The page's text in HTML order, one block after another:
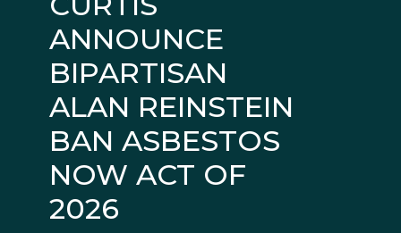
ANNOUNCE
BIPARTISAN
ALAN REINSTEIN
BAN ASBESTOS
NOW ACT OF
2026